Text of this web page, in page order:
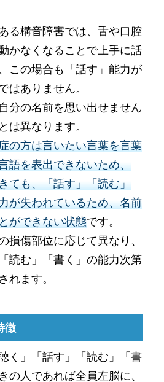
る構音障害では、舌や口腔
かなくなることで上手に話
この場合も「話す」能力が
はありません。
分の名前を思い出せません
は異なります。
の方は言いたい言葉を言葉
語を表出できないため、
ても、「話す」「読む」
が失われているため、名前
ができない状態です。
損傷部位に応じて異なり、
読む」「書く」の能力次第
れます。
徴
く」「話す」「読む」「書
の人であれば全員左脳に、